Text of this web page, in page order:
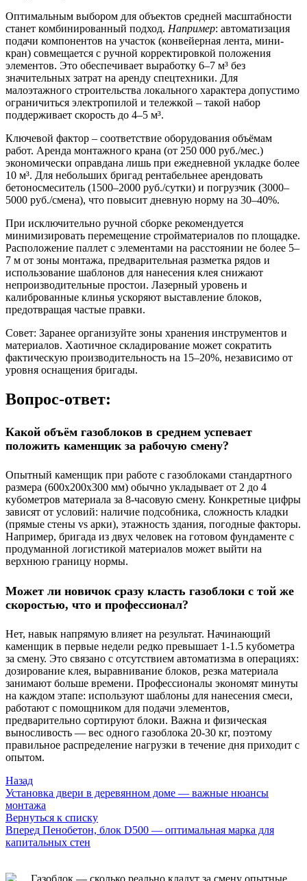
Оптимальным выбором для объектов средней масштабности
станет комбинированный подход. Например: автоматизация
подачи компонентов на участок (конвейерная лента, мини-
кран) совмещается с ручной корректировкой положения
элементов. Это обеспечивает выработку 6–7 м³ без
значительных затрат на аренду спецтехники. Для
малоэтажного строительства локального характера допустимо
ограничиться электропилой и тележкой – такой набор
поддерживает скорость до 4–5 м³.
Ключевой фактор – соответствие оборудования объёмам
работ. Аренда монтажного крана (от 250 000 руб./мес.)
экономически оправдана лишь при ежедневной укладке более
10 м³. Для небольших бригад рентабельнее арендовать
бетоносмеситель (1500–2000 руб./сутки) и погрузчик (3000–
5000 руб./смена), что повысит дневную норму на 30–40%.
При исключительно ручной сборке рекомендуется
минимизировать перемещение стройматериалов по площадке.
Расположение паллет с элементами на расстоянии не более 5–
7 м от зоны монтажа, предварительная разметка рядов и
использование шаблонов для нанесения клея снижают
непроизводительные простои. Лазерный уровень и
калиброванные клинья ускоряют выставление блоков,
предотвращая частые правки.
Совет: Заранее организуйте зоны хранения инструментов и
материалов. Хаотичное складирование может сократить
фактическую производительность на 15–20%, независимо от
уровня оснащения бригады.
Вопрос-ответ:
Какой объём газоблоков в среднем успевает
положить каменщик за рабочую смену?
Опытный каменщик при работе с газоблоками стандартного
размера (600x200x300 мм) обычно укладывает от 2 до 4
кубометров материала за 8-часовую смену. Конкретные цифры
зависят от условий: наличие подсобника, сложность кладки
(прямые стены vs арки), этажность здания, погодные факторы.
Например, бригада из двух человек на готовом фундаменте с
продуманной логистикой материалов может выйти на
верхнюю границу нормы.
Может ли новичок сразу класть газоблоки с той же
скоростью, что и профессионал?
Нет, навык напрямую влияет на результат. Начинающий
каменщик в первые недели редко превышает 1-1.5 кубометра
за смену. Это связано с отсутствием автоматизма в операциях:
дозирование клея, выравнивание блоков, резка материала
занимают больше времени. Профессионалы экономят минуты
на каждом этапе: используют шаблоны для нанесения смеси,
работают с помощником для подачи элементов,
предварительно сортируют блоки. Важна и физическая
выносливость — вес одного газоблока 20-30 кг, поэтому
правильное распределение нагрузки в течение дня приходит с
опытом.
Назад
Установка двери в деревянном доме — важные нюансы
монтажа
Вернуться к списку
Вперед Пенобетон, блок D500 — оптимальная марка для
капитальных стен